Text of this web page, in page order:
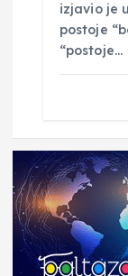
izjavio je
postoje
“postoje…